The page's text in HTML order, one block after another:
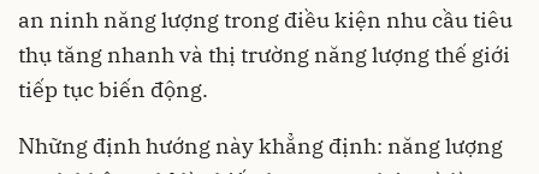
an ninh năng lượng trong điều kiện nhu cầu tiêu
thụ tăng nhanh và thị trường năng lượng thế giới
tiếp tục biến động.
Những định hướng này khẳng định: năng lượng